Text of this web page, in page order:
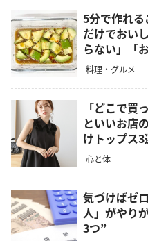
5分で作れ
だけでおい
らない」「
料理・グルメ
「どこで買
といいお店
けトップス3
心と体
気づけばゼ
人」がやり
3つ”